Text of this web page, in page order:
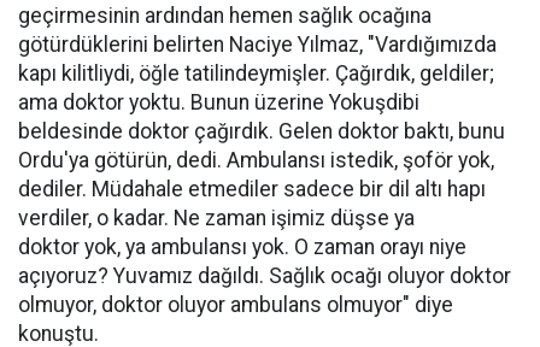
geçirmesinin ardından hemen sağlık ocağına
götürdüklerini belirten Naciye Yılmaz, "Vardığımızda
kapı kilitliydi, öğle tatilindeymişler. Çağırdık, geldiler;
ama doktor yoktu. Bunun üzerine Yokuşdibi
beldesinde doktor çağırdık. Gelen doktor baktı, bunu
Ordu'ya götürün, dedi. Ambulansı istedik, şoför yok,
dediler. Müdahale etmediler sadece bir dil altı hapı
verdiler, o kadar. Ne zaman işimiz düşse ya
doktor yok, ya ambulansı yok. O zaman orayı niye
açıyoruz? Yuvamız dağıldı. Sağlık ocağı oluyor doktor
olmuyor, doktor oluyor ambulans olmuyor" diye
konuştu.